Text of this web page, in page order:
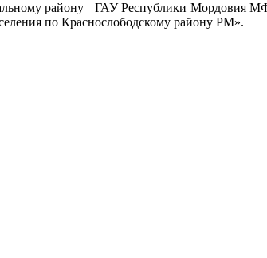
району ГАУ Республики Мордовия
по Краснослободскому району РМ».